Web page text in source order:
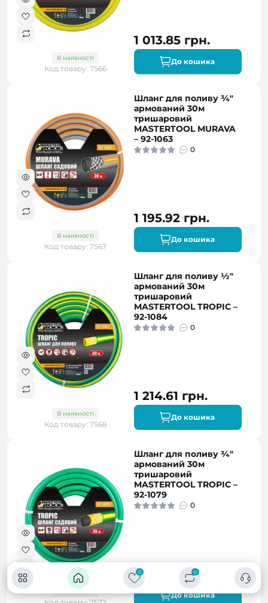
0 0
В наявності
Код товару: 7566
1 013.85 грн.
До кошика
В наявності
Код товару: 7567
Шланг для поливу ¾"
армований 30м
тришаровий
MASTERTOOL MURAVA
– 92-1063
0
1 195.92 грн.
До кошика
В наявності
Код товару: 7568
Шланг для поливу ½"
армований 30м
тришаровий
MASTERTOOL TROPIC –
92-1084
0
1 214.61 грн.
До кошика
В наявності
Шланг для поливу ¾"
армований 30м
тришаровий
MASTERTOOL TROPIC –
92-1079
0
1 912.73 грн.
До кошика